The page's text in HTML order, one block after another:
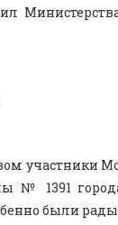
участники
№ 1391
были